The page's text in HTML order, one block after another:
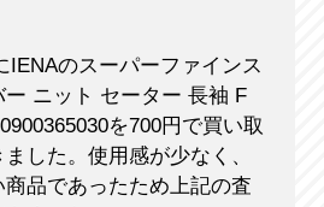
IENAのスーパーファインス
ー ニット セーター 長袖 F
を700円で買い取
した。使用感が少なく、
品であったため上記の査